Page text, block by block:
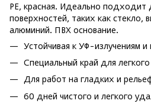
PE, красная. Идеально подходит
поверхностей, таких как стекло,
алюминий. ПВХ основание.
Устойчивая к УФ-излучениям
Специальный край для
Для работ на гладких и
60 дней чистого и легкого